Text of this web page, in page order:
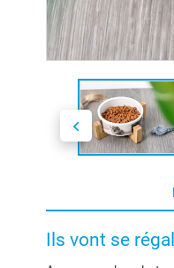
Ils vont se